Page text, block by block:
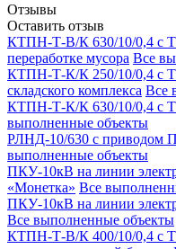
Отзывы
Оставить отзыв
КТПН-Т-В/К 630/10/0,4 с
переработке мусора Все
КТПН-Т-К/К 250/10/0,4 с
складского комплекса Все
КТПН-Т-К/К 630/10/0,4 с
выполненные объекты
РЛНД-10/630 с приводом
выполненные объекты
ПКУ-10кВ на линии
«Монетка» Все
ПКУ-10кВ на линии
Все выполненные объекты
КТПН-Т-В/К 400/10/0,4 с